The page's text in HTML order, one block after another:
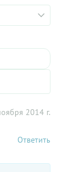
Уверены,
Салат
года,
он
или
2014 г.
Ответить